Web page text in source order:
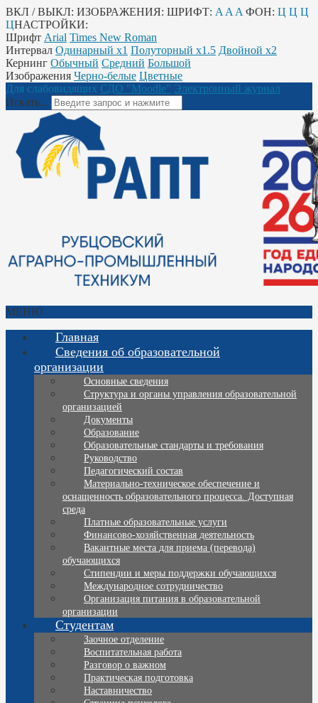
ВКЛ / ВЫКЛ: ИЗОБРАЖЕНИЯ: ШРИФТ: A A A ФОН: Ц Ц Ц
ЦНАСТРОЙКИ:
Шрифт Arial Times New Roman
Интервал Одинарный х1 Полуторный х1.5 Двойной х2
Кернинг Обычный Средний Большой
Изображения Черно-белые Цветные
Для слабовидящих СДО "Moodle" Электронный журнал
Искать...
МЕНЮ
Главная
Сведения об образовательной
организации
Основные сведения
Структура и органы управления образовательной
организацией
Документы
Образование
Образовательные стандарты и требования
Руководство
Педагогический состав
Материально-техническое обеспечение и
оснащенность образовательного процесса. Доступная
среда
Платные образовательные услуги
Финансово-хозяйственная деятельность
Вакантные места для приема (перевода)
обучающихся
Стипендии и меры поддержки обучающихся
Международное сотрудничество
Организация питания в образовательной
организации
Студентам
Заочное отделение
Воспитательная работа
Разговор о важном
Практическая подготовка
Наставничество